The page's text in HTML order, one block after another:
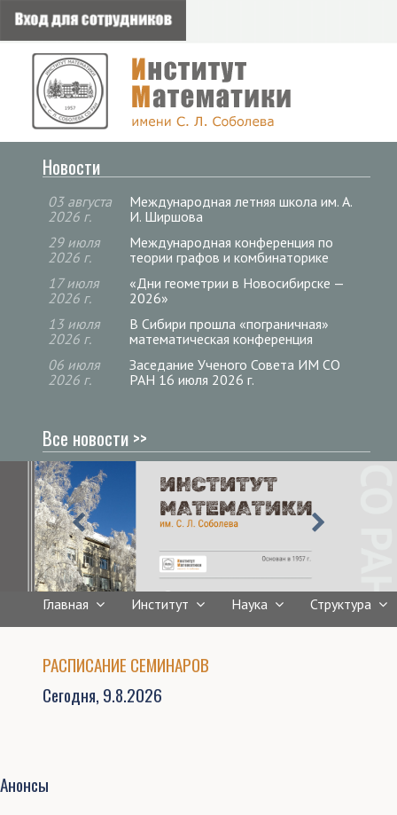
Новости
03 августа
2026 г.
Международная летняя школа им. А.
И. Ширшова
29 июля
2026 г.
Международная конференция по
теории графов и комбинаторике
17 июля
2026 г.
«Дни геометрии в Новосибирске —
2026»
13 июля
2026 г.
В Сибири прошла «пограничная»
математическая конференция
06 июля
2026 г.
Заседание Ученого Совета ИМ СО
РАН 16 июля 2026 г.
Все новости >>
Главная Институт Наука Структура
РАСПИСАНИЕ СЕМИНАРОВ
Сегодня, 9.8.2026
Анонсы